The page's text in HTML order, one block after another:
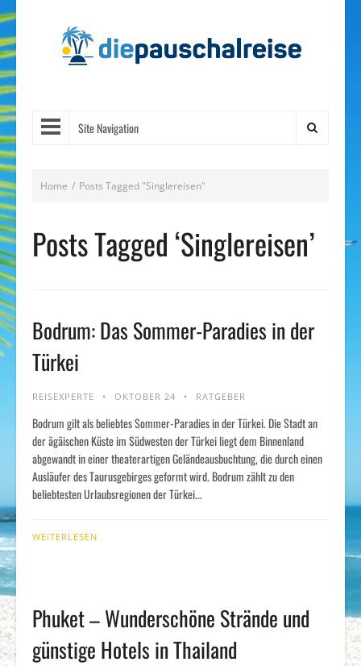
Site Navigation
Home / Posts Tagged "Singlereisen"
Posts Tagged ‘Singlereisen’
Bodrum: Das Sommer-Paradies in der
Türkei
REISEXPERTE OKTOBER 24 RATGEBER
Bodrum gilt als beliebtes Sommer-Paradies in der Türkei. Die Stadt an
der ägäischen Küste im Südwesten der Türkei liegt dem Binnenland
abgewandt in einer theaterartigen Geländeausbuchtung, die durch einen
Ausläufer des Taurusgebirges geformt wird. Bodrum zählt zu den
beliebtesten Urlaubsregionen der Türkei...
WEITERLESEN
Phuket – Wunderschöne Strände und
günstige Hotels in Thailand